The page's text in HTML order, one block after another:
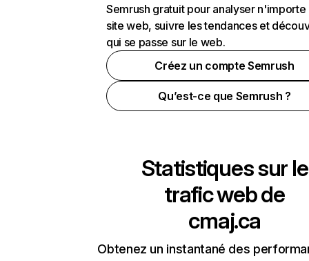
Semrush gratuit pour analyser n'importe
site web, suivre les tendances et
qui se passe sur le web.
Créez un compte Semrush
Qu’est-ce que Semrush ?
Statistiques sur le
trafic web de
cmaj.ca
Obtenez un instantané des